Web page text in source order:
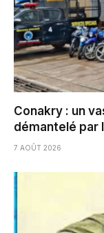
Conakry : un
démantelé par
7 AOÛT 2026